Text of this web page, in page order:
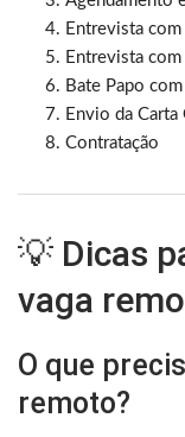
Entrevista com
Entrevista com
Bate Papo
Envio da Carta
Contratação
💡 Dicas
vaga
O que
remoto?